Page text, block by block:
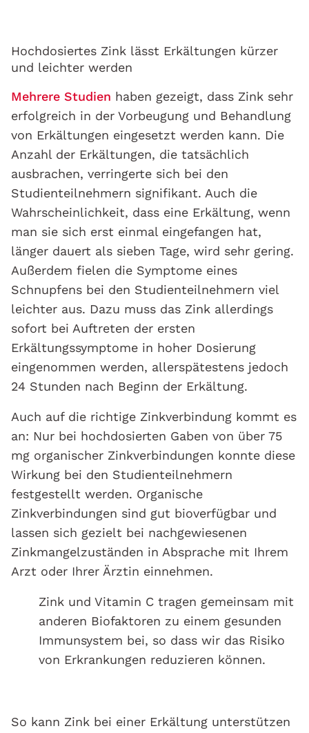
Hochdosiertes Zink lässt Erkältungen kürzer
und leichter werden
Mehrere Studien haben gezeigt, dass Zink sehr
erfolgreich in der Vorbeugung und Behandlung
von Erkältungen eingesetzt werden kann. Die
Anzahl der Erkältungen, die tatsächlich
ausbrachen, verringerte sich bei den
Studienteilnehmern signifikant. Auch die
Wahrscheinlichkeit, dass eine Erkältung, wenn
man sie sich erst einmal eingefangen hat,
länger dauert als sieben Tage, wird sehr gering.
Außerdem fielen die Symptome eines
Schnupfens bei den Studienteilnehmern viel
leichter aus. Dazu muss das Zink allerdings
sofort bei Auftreten der ersten
Erkältungssymptome in hoher Dosierung
eingenommen werden, allerspätestens jedoch
24 Stunden nach Beginn der Erkältung.
Auch auf die richtige Zinkverbindung kommt es
an: Nur bei hochdosierten Gaben von über 75
mg organischer Zinkverbindungen konnte diese
Wirkung bei den Studienteilnehmern
festgestellt werden. Organische
Zinkverbindungen sind gut bioverfügbar und
lassen sich gezielt bei nachgewiesenen
Zinkmangelzuständen in Absprache mit Ihrem
Arzt oder Ihrer Ärztin einnehmen.
Zink und Vitamin C tragen gemeinsam mit
anderen Biofaktoren zu einem gesunden
Immunsystem bei, so dass wir das Risiko
von Erkrankungen reduzieren können.
So kann Zink bei einer Erkältung unterstützen